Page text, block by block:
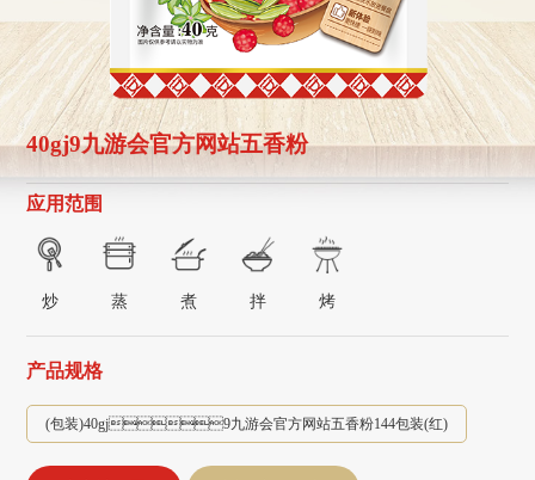
40gj9九游会官方网站五香粉
应用范围
炒 蒸 煮 拌 烤
产品规格
(包装)40gj9九游会官方网站五香粉144包装(红)